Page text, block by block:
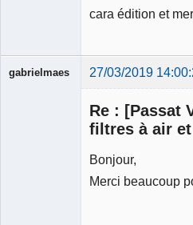
cara édition et
gabrielmaes 27/03/2019
Re : [Passat
filtres à air
Bonjour,
Merci beaucoup